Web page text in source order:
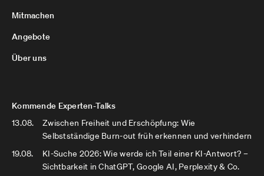
Mitmachen
Angebote
Über uns
Kommende Experten-Talks
13.08.
Zwischen Freiheit und Erschöpfung: Wie
Selbstständige Burn-out früh erkennen und verhindern
19.08.
KI-Suche 2026: Wie werde ich Teil einer KI-Antwort? –
Sichtbarkeit in ChatGPT, Google AI, Perplexity & Co.